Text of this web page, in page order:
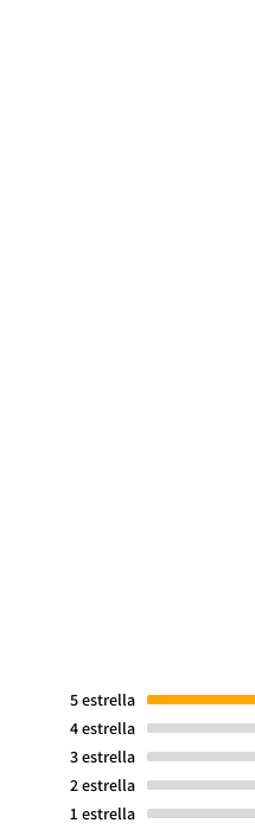
5estrella
4estrella
3estrella
2estrella
1 estrella